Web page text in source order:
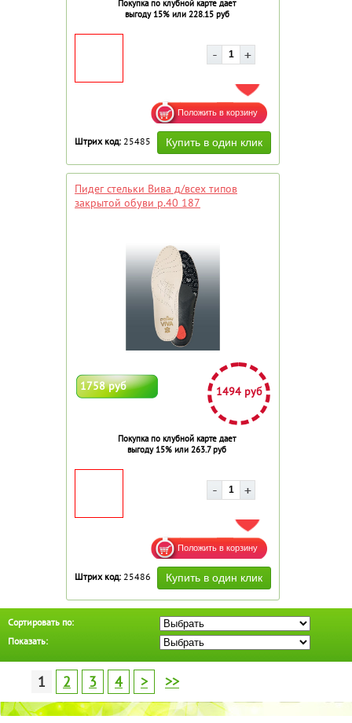
Покупка по клубной карте дает
выгоду 15% или 228.15 руб
ДОБАВИТЬ В ИЗБРАННОЕ
Штрих код: 25485
Пидег стельки Вива д/всех типов
закрытой обуви р.40 187
1758 руб 1494 руб
Покупка по клубной карте дает
выгоду 15% или 263.7 руб
ДОБАВИТЬ В ИЗБРАННОЕ
Штрих код: 25486
Сортировать по:
Показать:
1 2 3 4 > >>